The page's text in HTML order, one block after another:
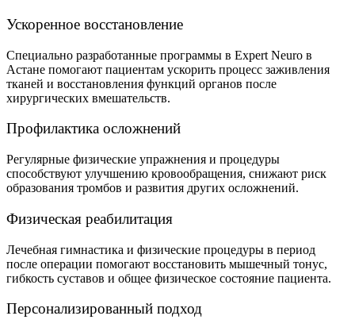
Ускоренное восстановление
Специально разработанные программы в Expert Neuro в
Астане помогают пациентам ускорить процесс заживления
тканей и восстановления функций органов после
хирургических вмешательств.
Профилактика осложнений
Регулярные физические упражнения и процедуры
способствуют улучшению кровообращения, снижают риск
образования тромбов и развития других осложнений.
Физическая реабилитация
Лечебная гимнастика и физические процедуры в период
после операции помогают восстановить мышечный тонус,
гибкость суставов и общее физическое состояние пациента.
Персонализированный подход